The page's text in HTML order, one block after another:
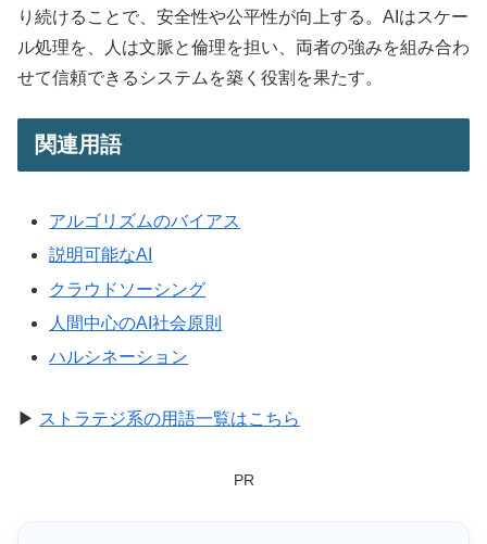
り続けることで、安全性や公平性が向上する。AIはスケー
ル処理を、人は文脈と倫理を担い、両者の強みを組み合わ
せて信頼できるシステムを築く役割を果たす。
関連用語
アルゴリズムのバイアス
説明可能なAI
クラウドソーシング
人間中心のAI社会原則
ハルシネーション
▶ ストラテジ系の用語一覧はこちら
PR